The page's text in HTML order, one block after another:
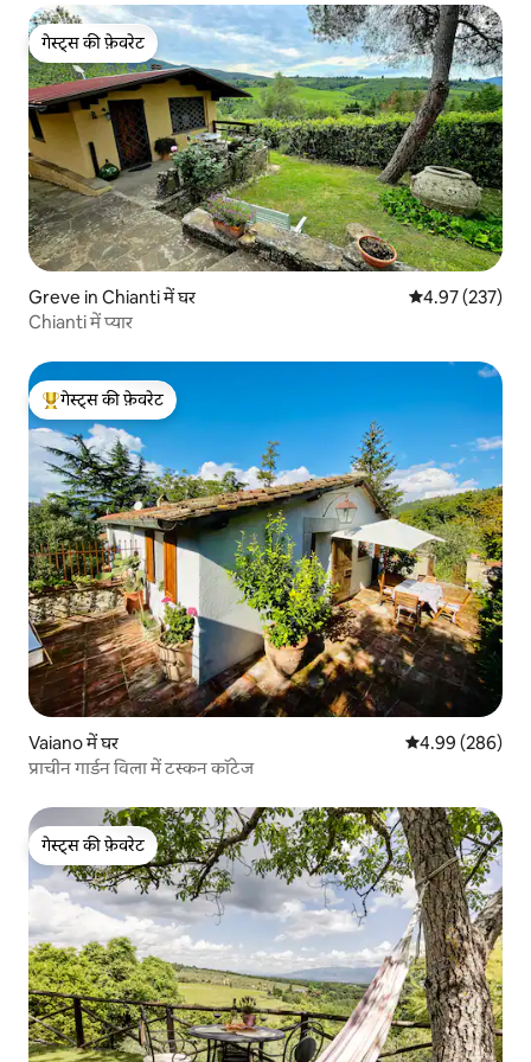
गेस्ट्स की फ़ेवरेट
गेस्ट्स की फ़ेवरेट
Greve in Chianti में घर औसत रेटिंग 5 में से
4.97 (237)
Chianti में प्यार
गेस्ट्स का टॉप फ़ेवरेट
गेस्ट्स की फ़ेवरेट
Vaiano में घर औसत रेटिंग 5 में से
4.99 (286)
प्राचीन गार्डन विला में टस्कन कॉटेज
गेस्ट्स की फ़ेवरेट
गेस्ट्स की फ़ेवरेट